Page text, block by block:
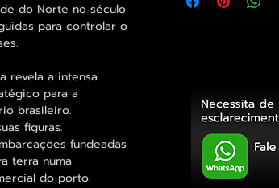
do Norte no século
para controlar o
revela a intensa
para a
brasileiro.
figuras.
fundeadas
terra numa
do porto.